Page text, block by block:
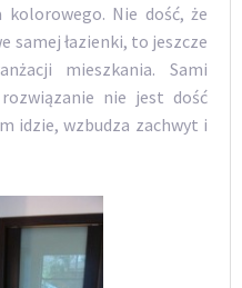
kolorowego. Nie dość, że
samej łazienki, to jeszcze
mieszkania. Sami
nie jest dość
idzie, wzbudza zachwyt i